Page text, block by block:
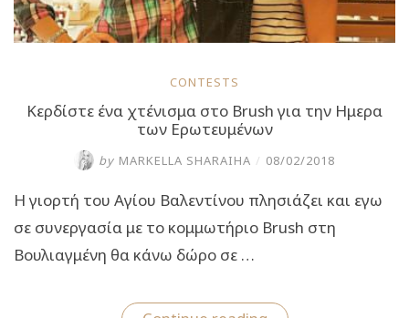
CONTESTS
Κερδίστε ένα χτένισμα στο Brush για την Ημερα
των Ερωτευμένων
by MARKELLA SHARAIHA / 08/02/2018
Η γιορτή του Αγίου Βαλεντίνου πλησιάζει και εγω
σε συνεργασία με το κομμωτήριο Brush στη
Βουλιαγμένη θα κάνω δώρο σε …